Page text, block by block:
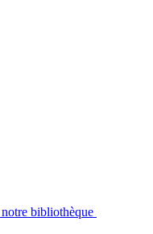
bibliothèque